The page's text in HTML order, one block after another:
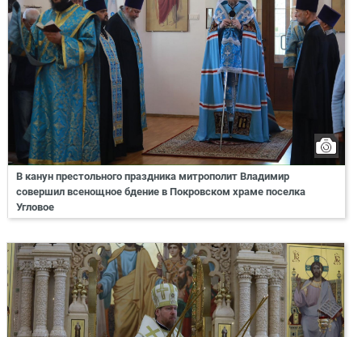
В канун престольного праздника митрополит Владимир
совершил всенощное бдение в Покровском храме поселка
Угловое